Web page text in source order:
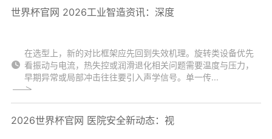
世界杯官网 2026工业智造资讯：深度
在选型上，新的对比框架应先回到失效机理。旋转类设备优先
看振动与电流，热失控或润滑退化相关问题需要温度与压力，
早期异常或局部冲击往往要引入声学信号。单一传...
2026世界杯官网 医院安全新动态：视